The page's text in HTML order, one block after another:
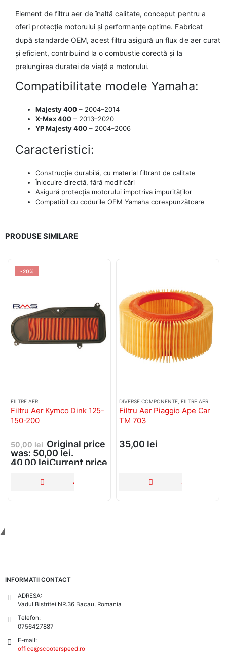
Element de filtru aer de înaltă calitate, conceput pentru a
oferi protecție motorului și performanțe optime. Fabricat
după standarde OEM, acest filtru asigură un flux de aer curat
și eficient, contribuind la o combustie corectă și la
prelungirea duratei de viață a motorului.
Compatibilitate modele Yamaha:
Majesty 400 – 2004–2014
X-Max 400 – 2013–2020
YP Majesty 400 – 2004–2006
Caracteristici:
Construcție durabilă, cu material filtrant de calitate
Înlocuire directă, fără modificări
Asigură protecția motorului împotriva impurităților
Compatibil cu codurile OEM Yamaha corespunzătoare
PRODUSE SIMILARE
-20%
FILTRE AER
Filtru Aer Kymco Dink 125-
150-200
50,00lei Original price
was: 50,00 lei.
40,00 leiCurrent price
ADAUGĂ ÎN COȘ
DIVERSE COMPONENTE FILTRE AER
Filtru Aer Piaggio Ape Car
TM 703
35,00 lei
ADAUGĂ ÎN
INFORMATII CONTACT
ADRESA:
Vadul Bistritei NR.36 Bacau, Romania
Telefon:
0756427887
E-mail:
office@scooterspeed.ro